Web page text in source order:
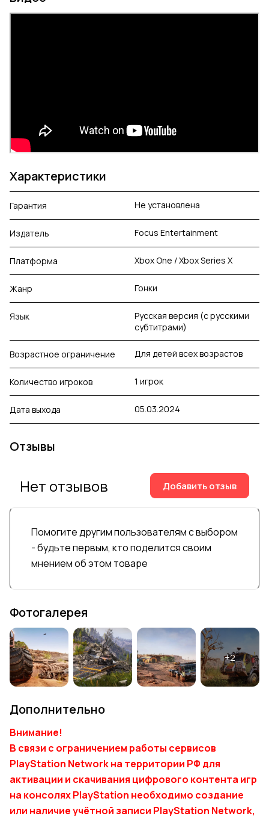
Характеристики
Гарантия Не установлена
Издатель Focus Entertainment
Платформа Xbox One / Xbox Series X
Жанр Гонки
Язык
Русская версия (с русскими
субтитрами)
Возрастное ограничение Для детей всех возрастов
Количество игроков 1 игрок
Дата выхода 05.03.2024
Отзывы
Помогите другим пользователям с выбором
- будьте первым, кто поделится своим
мнением об этом товаре
Нет отзывов Добавить отзыв
Фотогалерея
Дополнительно
Внимание!
В связи с ограничением работы сервисов
PlayStation Network на территории РФ для
активации и скачивания цифрового контента игр
на консолях PlayStation необходимо создание
или наличие учётной записи PlayStation Network,